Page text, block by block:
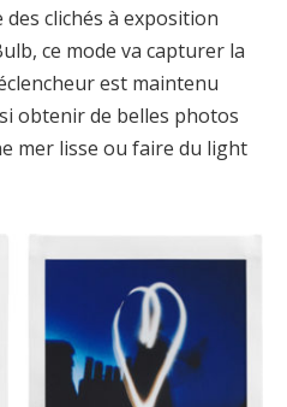
clichés à exposition
ce mode va capturer la
est maintenu
obtenir de belles photos
mer lisse ou faire du light